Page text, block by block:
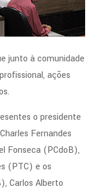
junto à comunidade
ações
o presidente
Fernandes
Fonseca (PCdoB),
(PTC) e os
Carlos Alberto